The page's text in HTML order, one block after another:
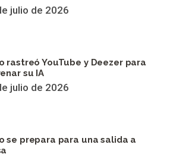
julio de 2026
rastreó YouTube y Deezer para
su IA
julio de 2026
se prepara para una salida a